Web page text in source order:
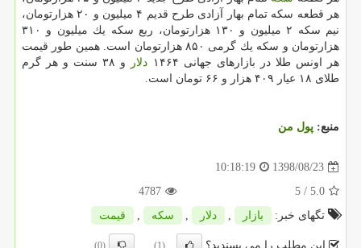
هر قطعه سكه تمام بهار آزادی طرح قدیم ۴ میلیون و ۲۰ هزارتومان،
نیم سكه ۲ میلیون و ۱۳۰ هزارتومان، ربع سكه یك میلیون و ۳۱۰
هزارتومان و سكه یك گرمی ۸۵۰ هزارتومان است. همین طور قیمت
هر اونس طلا در بازارهای جهانی ۱۴۶۴
دلار
و ۳۸ سنت و هر گرم
طلای ۱۸ عیار ۴۰۹ هزار و ۶۶ تومان است.
منبع: پول من
1398/08/23
10:18:19
5.0
/ 5
4787
تگهای خبر:
بازار , دلار , سكه , قیمت
این مطلب را می پسندید؟